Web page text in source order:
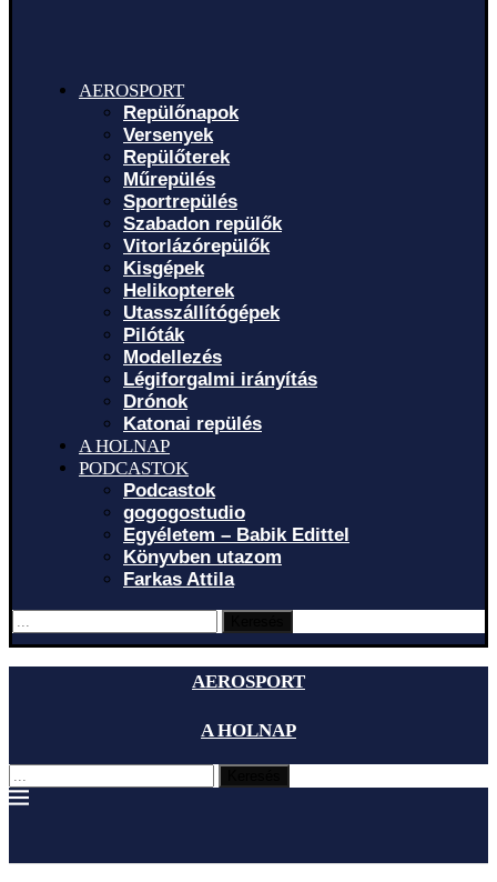
AEROSPORT
Repülőnapok
Versenyek
Repülőterek
Műrepülés
Sportrepülés
Szabadon repülők
Vitorlázórepülők
Kisgépek
Helikopterek
Utasszállítógépek
Pilóták
Modellezés
Légiforgalmi irányítás
Drónok
Katonai repülés
A HOLNAP
PODCASTOK
Podcastok
gogogostudio
Egyéletem – Babik Edittel
Könyvben utazom
Farkas Attila
AEROSPORT
A HOLNAP